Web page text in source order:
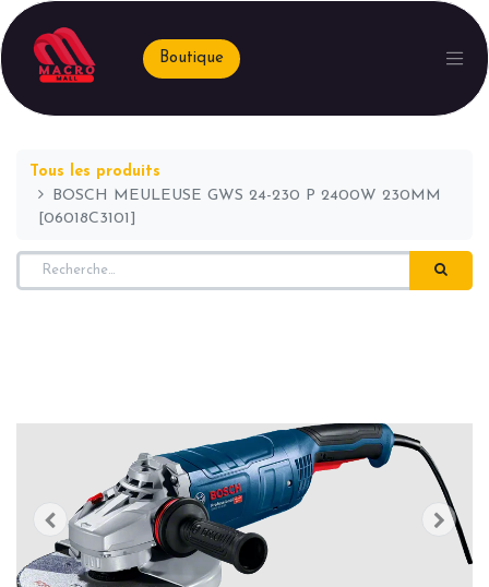
Boutique
Tous les produits
BOSCH MEULEUSE GWS 24-230 P 2400W 230MM
[06018C3101]